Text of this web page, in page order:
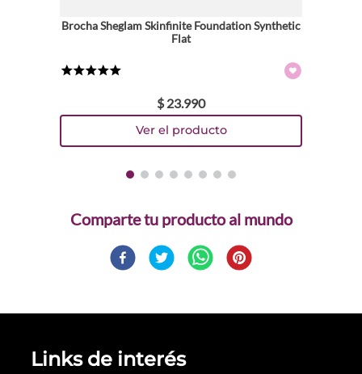
Brocha Sheglam Skinfinite Foundation Synthetic
Flat
$ 23.990
Comparte
Links de interés